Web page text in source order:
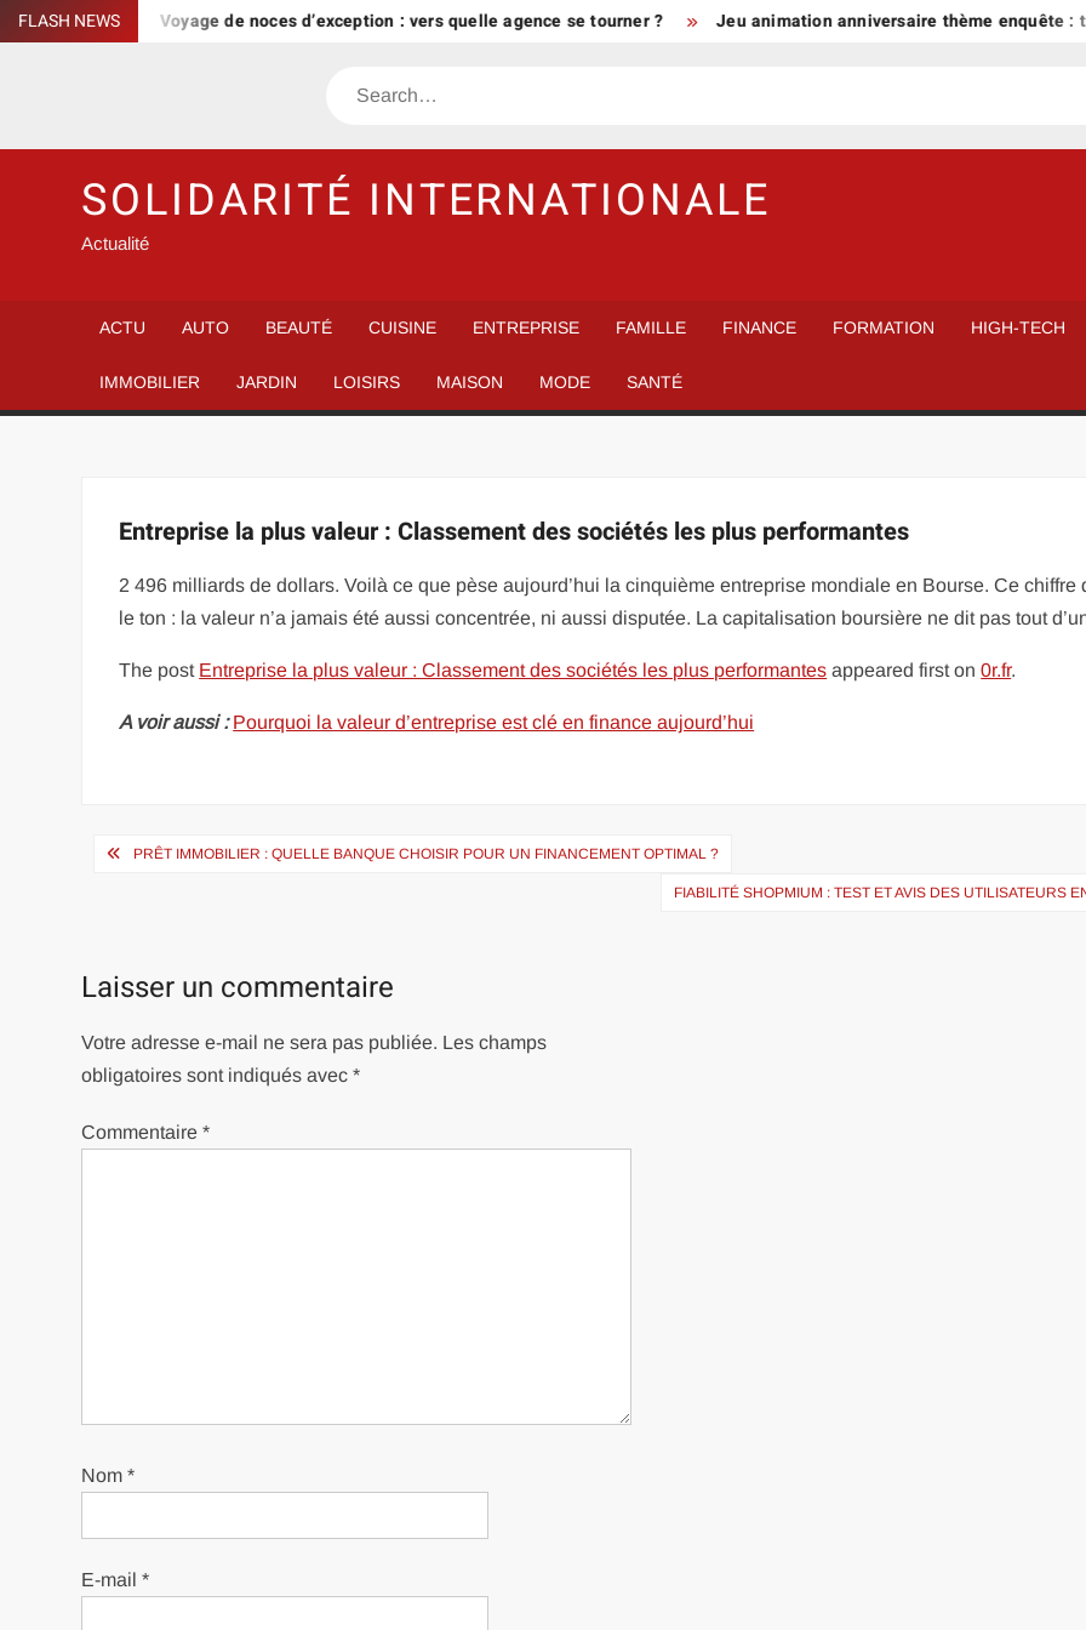
Skip
to
FLASH NEWS
cher ? Voyage de noces d’exception : vers quelle agence se tourner ? Jeu animation anniversaire thème enquête :
Search
SOLIDARITÉ INTERNATIONALE
Actualité
ACTU AUTO BEAUTÉ CUISINE ENTREPRISE FAMILLE FINANCE FORMATION HIGH-TECH
IMMOBILIER JARDIN LOISIRS MAISON MODE SANTÉ
Entreprise la plus valeur : Classement des sociétés les plus performantes
2 496 milliards de dollars. Voilà ce que pèse aujourd’hui la cinquième entreprise mondiale en Bourse. Ce chiffre
le ton : la valeur n’a jamais été aussi concentrée, ni aussi disputée. La capitalisation boursière ne dit pas tout
The post Entreprise la plus valeur : Classement des sociétés les plus performantes appeared first on0r.fr.
A voir aussi : Pourquoi la valeur d’entreprise est clé en finance aujourd’hui
Navigation
PRÊT IMMOBILIER : QUELLE BANQUE CHOISIR POUR UN FINANCEMENT OPTIMAL ?
FIABILITÉ SHOPMIUM : TEST ET AVIS DES UTILISATEURS
Laisser un commentaire
Votre adresse e-mail ne sera pas publiée. Les champs
obligatoires sont indiqués avec*
Commentaire*
Nom*
E-mail*